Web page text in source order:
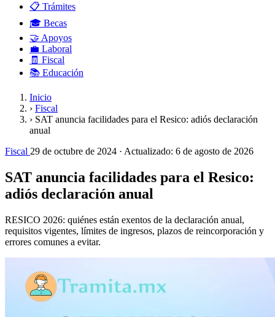
📋 Trámites
🎓 Becas
🤝 Apoyos
💼 Laboral
🧾 Fiscal
📚 Educación
Inicio
› Fiscal
› SAT anuncia facilidades para el Resico: adiós declaración
anual
Fiscal 29 de octubre de 2024 · Actualizado: 6 de agosto de 2026
SAT anuncia facilidades para el Resico:
adiós declaración anual
RESICO 2026: quiénes están exentos de la declaración anual,
requisitos vigentes, límites de ingresos, plazos de reincorporación y
errores comunes a evitar.